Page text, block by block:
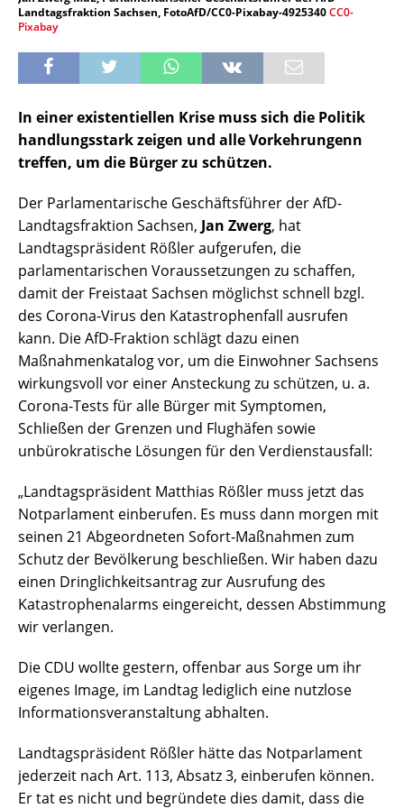
Landtagsfraktion Sachsen, FotoAfD/CC0-Pixabay-4925340CC0-
Pixabay
In einer existentiellen Krise muss sich die Politik
handlungsstark zeigen und alle Vorkehrungenn
treffen, um die Bürger zu schützen.
Der Parlamentarische Geschäftsführer der AfD-
Landtagsfraktion Sachsen, Jan Zwerg, hat
Landtagspräsident Rößler aufgerufen, die
parlamentarischen Voraussetzungen zu schaffen,
damit der Freistaat Sachsen möglichst schnell bzgl.
des Corona-Virus den Katastrophenfall ausrufen
kann. Die AfD-Fraktion schlägt dazu einen
Maßnahmenkatalog vor, um die Einwohner Sachsens
wirkungsvoll vor einer Ansteckung zu schützen, u. a.
Corona-Tests für alle Bürger mit Symptomen,
Schließen der Grenzen und Flughäfen sowie
unbürokratische Lösungen für den Verdienstausfall:
„Landtagspräsident Matthias Rößler muss jetzt das
Notparlament einberufen. Es muss dann morgen mit
seinen 21 Abgeordneten Sofort-Maßnahmen zum
Schutz der Bevölkerung beschließen. Wir haben dazu
einen Dringlichkeitsantrag zur Ausrufung des
Katastrophenalarms eingereicht, dessen Abstimmung
wir verlangen.
Die CDU wollte gestern, offenbar aus Sorge um ihr
eigenes Image, im Landtag lediglich eine nutzlose
Informationsveranstaltung abhalten.
Landtagspräsident Rößler hätte das Notparlament
jederzeit nach Art. 113, Absatz 3, einberufen können.
Er tat es nicht und begründete dies damit, dass die